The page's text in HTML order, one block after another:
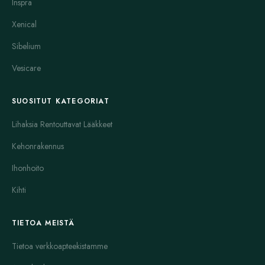
ongelmien, kuten syylien, hoitoon. Se ei ole suorasti viruslääke,
mutta auttaa elimistöä torjumaan viruksia.
Copegus (ribaviriini) on viruslääke, jota käytetään usein yhdessä
estää viruksen lisääntymistä ja parantaa hoitotuloksia
pitkään tärkeä hoito. Nykyään hepatiitissa on tarjolla myös uusia
viruslääke, jota käytetään koronavirusinfektioiden hoidossa. Se
estää viruksen kopioitumista ja voi lievittää taudin voimakkuutta
toipumista aiempaa tehokkaammin.
Symmetrel (amantadiini) on vanhempi viruslääke. Alun perin se
virusresistenssin takia. Joissain tapauksissa sitä voidaan käyttää
Inspra
Xenical
Sibelium
Vesicare
SUOSITUT KATEGORIAT
Lihaksia Rentouttavat Lääkkeet
Kehonrakennus
Ihonhoito
Kihti
TIETOA MEISTÄ
Tietoa verkkoapteekistamme